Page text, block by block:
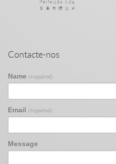
Contacte-nos
Name (required)
Email (required)
Message